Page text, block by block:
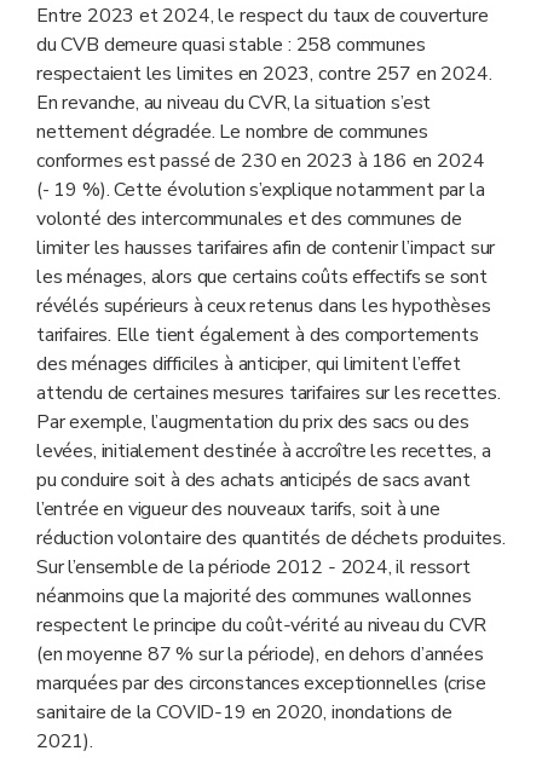
Entre 2023 et 2024, le respect du taux de couverture
du CVB demeure quasi stable : 258 communes
respectaient les limites en 2023, contre 257 en 2024.
En revanche, au niveau du CVR, la situation s’est
nettement dégradée. Le nombre de communes
conformes est passé de 230 en 2023 à 186 en 2024
(- 19 %). Cette évolution s’explique notamment par la
volonté des intercommunales et des communes de
limiter les hausses tarifaires afin de contenir l’impact sur
les ménages, alors que certains coûts effectifs se sont
révélés supérieurs à ceux retenus dans les hypothèses
tarifaires. Elle tient également à des comportements
des ménages difficiles à anticiper, qui limitent l’effet
attendu de certaines mesures tarifaires sur les recettes.
Par exemple, l’augmentation du prix des sacs ou des
levées, initialement destinée à accroître les recettes, a
pu conduire soit à des achats anticipés de sacs avant
l’entrée en vigueur des nouveaux tarifs, soit à une
réduction volontaire des quantités de déchets produites.
Sur l’ensemble de la période 2012 ‑ 2024, il ressort
néanmoins que la majorité des communes wallonnes
respectent le principe du coût‑vérité au niveau du CVR
(en moyenne 87 % sur la période), en dehors d’années
marquées par des circonstances exceptionnelles (crise
sanitaire de la COVID‑19 en 2020, inondations de
2021).